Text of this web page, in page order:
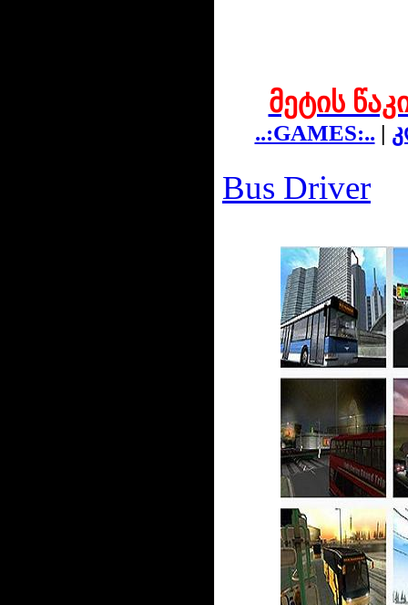
მეტის
..:GAMES:.. |
Bus Driver